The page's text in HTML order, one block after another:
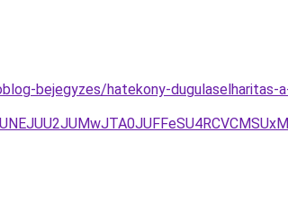
bejegyzes/hatekony-dugulaselharitas-